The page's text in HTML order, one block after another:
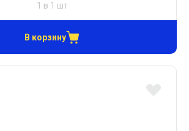
1 в 1 шт
В корзину